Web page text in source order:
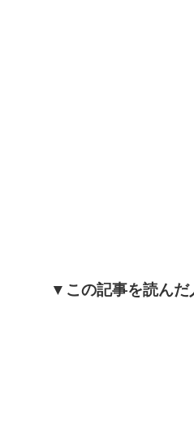
▼この記事を読ん